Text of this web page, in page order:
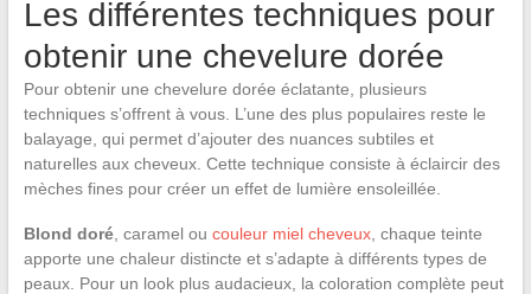
Les différentes techniques pour
obtenir une chevelure dorée
Pour obtenir une chevelure dorée éclatante, plusieurs
techniques s’offrent à vous. L’une des plus populaires reste le
balayage, qui permet d’ajouter des nuances subtiles et
naturelles aux cheveux. Cette technique consiste à éclaircir des
mèches fines pour créer un effet de lumière ensoleillée.
Blond doré, caramel ou couleur miel cheveux, chaque teinte
apporte une chaleur distincte et s’adapte à différents types de
peaux. Pour un look plus audacieux, la coloration complète peut